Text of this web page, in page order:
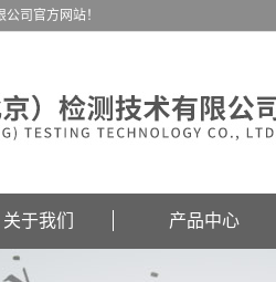
司官方网站！
关于我们 产品中心